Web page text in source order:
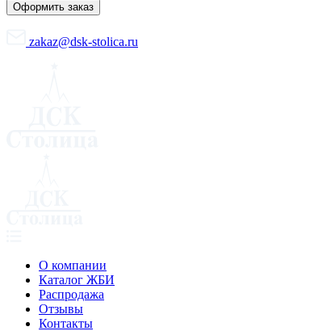
Оформить заказ
zakaz@dsk-stolica.ru
О компании
Каталог ЖБИ
Распродажа
Отзывы
Контакты